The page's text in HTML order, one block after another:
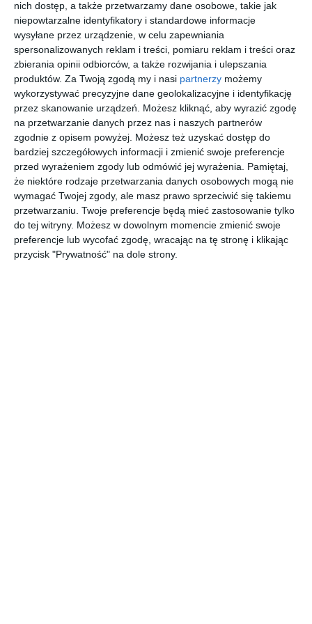
nich dostęp, a także przetwarzamy dane osobowe, takie jak
niepowtarzalne identyfikatory i standardowe informacje
wysyłane przez urządzenie, w celu zapewniania
spersonalizowanych reklam i treści, pomiaru reklam i treści oraz
zbierania opinii odbiorców, a także rozwijania i ulepszania
produktów. Za Twoją zgodą my i nasi partnerzy możemy
wykorzystywać precyzyjne dane geolokalizacyjne i identyfikację
przez skanowanie urządzeń. Możesz kliknąć, aby wyrazić zgodę
na przetwarzanie danych przez nas i naszych partnerów
zgodnie z opisem powyżej. Możesz też uzyskać dostęp do
bardziej szczegółowych informacji i zmienić swoje preferencje
przed wyrażeniem zgody lub odmówić jej wyrażenia.
Pamiętaj,
że niektóre rodzaje przetwarzania danych osobowych mogą nie
wymagać Twojej zgody, ale masz prawo sprzeciwić się takiemu
przetwarzaniu. Twoje preferencje będą mieć zastosowanie tylko
do tej witryny. Możesz w dowolnym momencie zmienić swoje
preferencje lub wycofać zgodę, wracając na tę stronę i klikając
przycisk "Prywatność" na dole strony.
[ książka, audiobook,
e-book ]
Czarowni
ca
Camilla
Lackberg
[ książka ]
Super-
Charlie i
upiorne
zarazki
Camilla
Lackberg
[ książka, audiobook,
e-book ]
Księżnicz
ka z lodu
Camilla
[ książka, audiobook,
e-book ]
Srebrne
skrzydła
Camilla
Lackberg
[ książka, audiobook,
e-book ]
Złota
klatka
Camilla
[ książka, e-book ]
Morderst
wa i woń
migdałów
Camilla
[ książka, audiobook,
e-book ]
Marzenia
z brązu
[ książka, audiobook,
e-book ]
Pogromca
lwów